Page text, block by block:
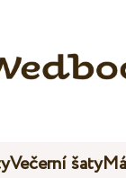
Večerní šaty